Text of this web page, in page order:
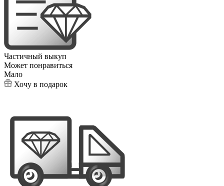
Частичный выкуп
Может понравиться
Мало
Хочу в подарок